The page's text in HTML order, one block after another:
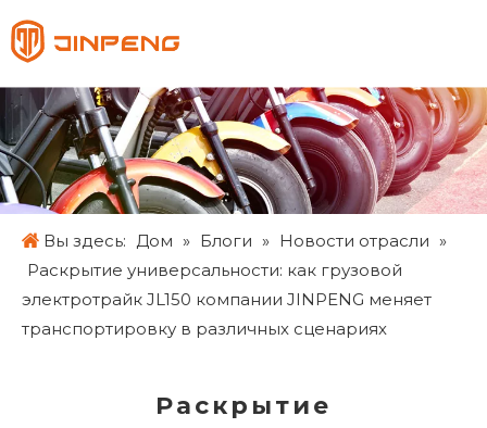
Français
Español
Вы здесь: Дом » Блоги » Новости отрасли »
Раскрытие универсальности: как грузовой
электротрайк JL150 компании JINPENG меняет
транспортировку в различных сценариях
Раскрытие